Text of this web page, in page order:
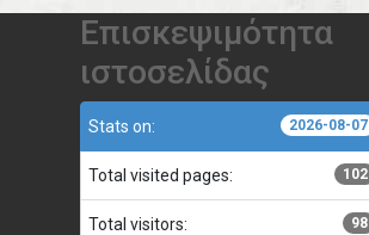
Επισκεψιμότητα
ιστοσελίδας
Stats on: 2026-08-07
Total visited pages: 102
Total visitors: 98